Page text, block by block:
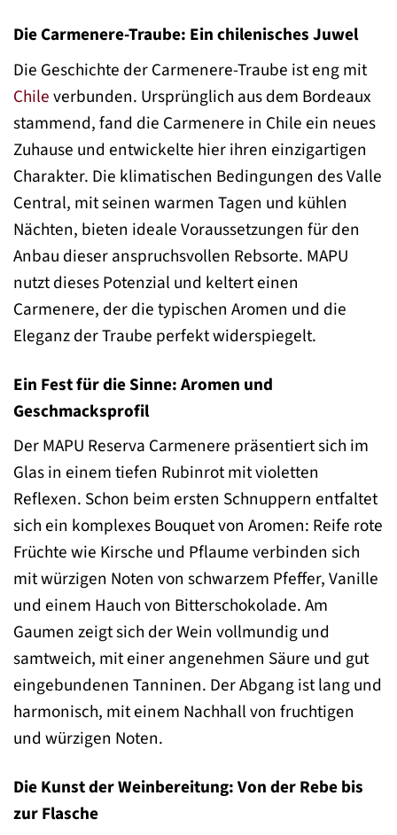
Die Carmenere-Traube: Ein chilenisches Juwel
Die Geschichte der Carmenere-Traube ist eng mit
Chileverbunden. Ursprünglich aus dem Bordeaux
stammend, fand die Carmenere in Chile ein neues
Zuhause und entwickelte hier ihren einzigartigen
Charakter. Die klimatischen Bedingungen des Valle
Central, mit seinen warmen Tagen und kühlen
Nächten, bieten ideale Voraussetzungen für den
Anbau dieser anspruchsvollen Rebsorte. MAPU
nutzt dieses Potenzial und keltert einen
Carmenere, der die typischen Aromen und die
Eleganz der Traube perfekt widerspiegelt.
Ein Fest für die Sinne: Aromen und
Geschmacksprofil
Der MAPU Reserva Carmenere präsentiert sich im
Glas in einem tiefen Rubinrot mit violetten
Reflexen. Schon beim ersten Schnuppern entfaltet
sich ein komplexes Bouquet von Aromen: Reife rote
Früchte wie Kirsche und Pflaume verbinden sich
mit würzigen Noten von schwarzem Pfeffer, Vanille
und einem Hauch von Bitterschokolade. Am
Gaumen zeigt sich der Wein vollmundig und
samtweich, mit einer angenehmen Säure und gut
eingebundenen Tanninen. Der Abgang ist lang und
harmonisch, mit einem Nachhall von fruchtigen
und würzigen Noten.
Die Kunst der Weinbereitung: Von der Rebe bis
zur Flasche